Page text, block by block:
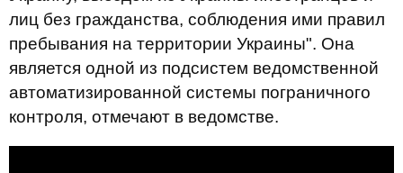
лиц без гражданства, соблюдения ими правил
пребывания на территории Украины". Она
является одной из подсистем ведомственной
автоматизированной системы пограничного
контроля, отмечают в ведомстве.